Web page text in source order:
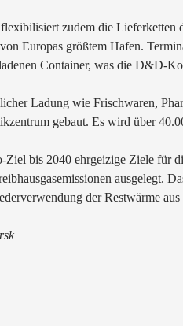
zudem die Lieferketten
Europas größtem Hafen.
Container, was die D&D-
Ladung wie Frischwaren,
gebaut. Es wird über
Ziel bis 2040 ehrgeizige Ziele für
ausgelegt.
der Restwärme